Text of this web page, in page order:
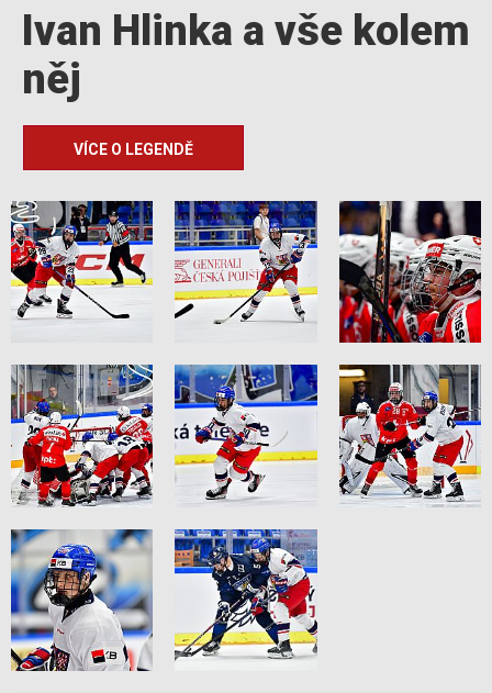
Ivan Hlinka a vše kolem
něj
VÍCE O LEGENDĚ